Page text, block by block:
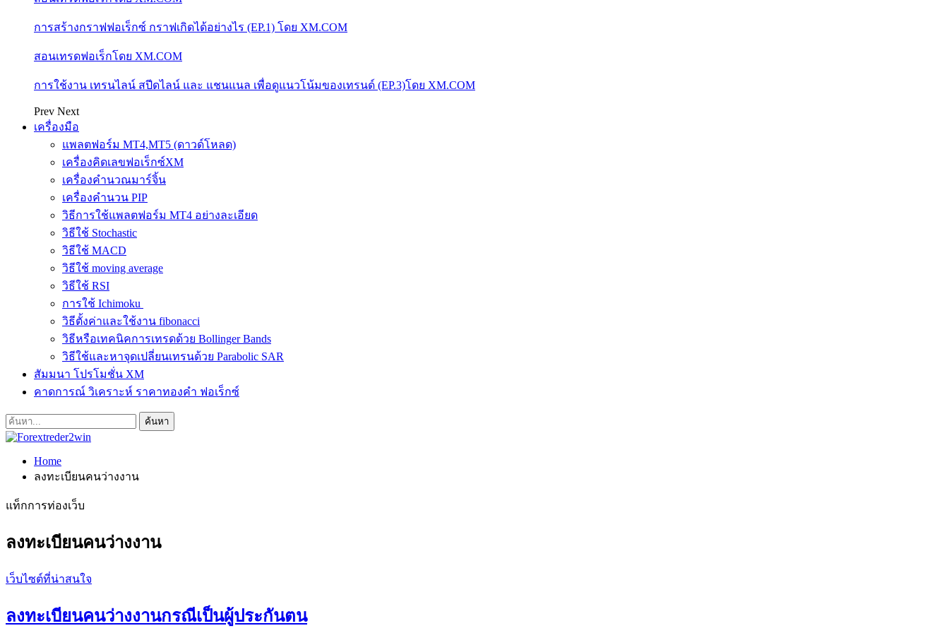
การสร้างกราฟฟอเร็กซ์ กราฟเกิดได้อย่างไร (EP.1) โดย XM.COM
สอนเทรดฟอเร็กโดย XM.COM
การใช้งาน เทรนไลน์ สปีดไลน์ และ แชนแนล เพื่อดูแนวโน้มของเทรนด์ (EP.3)โดย XM.COM
Prev Next
เครื่องมือ
แพลตฟอร์ม MT4,MT5 (ดาวด์โหลด)
เครื่องคิดเลขฟอเร็กซ์XM
เครื่องคำนวณมาร์จิ้น
เครื่องคำนวน PIP
วิธีการใช้แพลตฟอร์ม MT4 อย่างละเอียด
วิธีใช้ Stochastic
วิธีใช้ MACD
วิธีใช้ moving average
วิธีใช้ RSI
การใช้ Ichimoku
วิธีตั้งค่าและใช้งาน fibonacci
วิธีหรือเทคนิคการเทรดด้วย Bollinger Bands
วิธีใช้และหาจุดเปลี่ยนเทรนด้วย Parabolic SAR
สัมมนา โปรโมชั่น XM
คาดการณ์ วิเคราะห์ ราคาทองคำ ฟอเร็กซ์
Home
ลงทะเบียนคนว่างงาน
แท็กการท่องเว็บ
ลงทะเบียนคนว่างงาน
เว็บไซต์ที่น่าสนใจ
ลงทะเบียนคนว่างงานกรณีเป็นผู้ประกันตน